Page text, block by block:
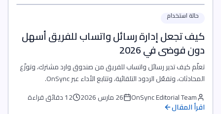
حالة استخدام
كيف تجعل إدارة رسائل واتساب للفريق أسهل
دون فوضى في 2026
تعلّم كيف تدير رسائل واتساب للفريق من صندوق وارد مشترك، وتوزّع
المحادثات، وتفعّل الردود التلقائية، وتتابع الأداء عبر OnSync.
OnSync Editorial Team
26 مارس 2026 12 دقائق قراءة
اقرأ المقال